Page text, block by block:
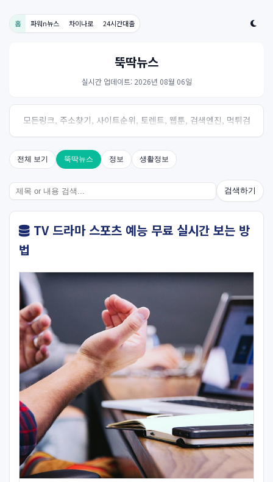
홈 파워n뉴스 차이나로 24시간대출
뚝딱뉴스
실시간 업데이트: 2026년 08월 06일
모든링크, 주소찾기, 사이트순위, 토렌트, 웹툰, 검색엔진, 먹튀검
증, 스포츠, 드라마, 커뮤니티 링크사이트! 여기여
전체 보기 뚝딱뉴스 정보 생활정보
검색하기
TV 드라마 스포츠 예능 무료 실시간 보는 방
법